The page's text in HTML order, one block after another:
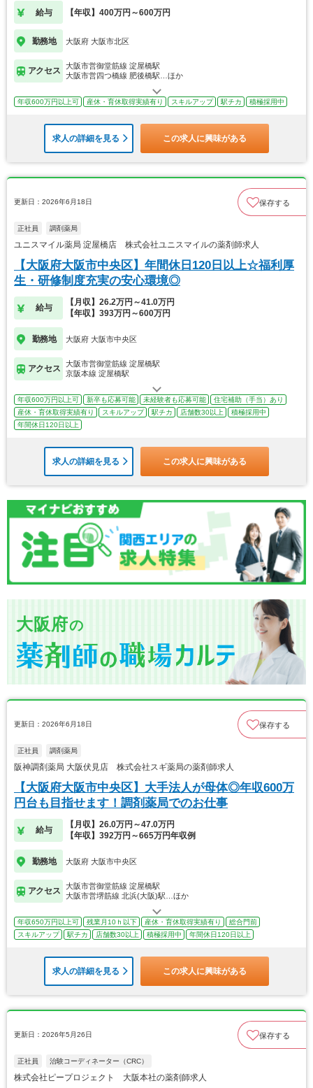
給与 【年収】400万円～600万円
勤務地 大阪府 大阪市北区
アクセス
大阪市営御堂筋線 淀屋橋駅
大阪市営四つ橋線 肥後橋駅…ほか
年収600万円以上可 産休・育休取得実績有り スキルアップ 駅チカ 積極採用中
求人の詳細を見る この求人に興味がある
更新日：2026年6月18日 保存する
正社員 調剤薬局
ユニスマイル薬局 淀屋橋店 株式会社ユニスマイルの薬剤師求人
【大阪府大阪市中央区】年間休日120日以上☆福利厚
生・研修制度充実の安心環境◎
給与
【月収】26.2万円～41.0万円
【年収】393万円～600万円
勤務地 大阪府 大阪市中央区
アクセス
大阪市営御堂筋線 淀屋橋駅
京阪本線 淀屋橋駅
年収600万円以上可 新卒も応募可能 未経験者も応募可能
住宅補助（手当）あり
産休・育休取得実績有り
スキルアップ 駅チカ 店舗数30以上
積極採用中
年間休日120日以上
求人の詳細を見る この求人に興味がある
大阪府の
更新日：2026年6月18日 保存する
正社員 調剤薬局
阪神調剤薬局 大阪伏見店 株式会社スギ薬局の薬剤師求人
【大阪府大阪市中央区】大手法人が母体◎年収600万
円台も目指せます！調剤薬局でのお仕事
給与
【月収】26.0万円～47.0万円
【年収】392万円～665万円年収例
勤務地 大阪府 大阪市中央区
アクセス
大阪市営御堂筋線 淀屋橋駅
大阪市営堺筋線 北浜(大阪)駅…ほか
年収650万円以上可 残業月10ｈ以下 産休・育休取得実績有り
総合門前
スキルアップ
駅チカ 店舗数30以上 積極採用中 年間休日120日以上
求人の詳細を見る この求人に興味がある
更新日：2026年5月26日 保存する
正社員 治験コーディネーター（CRC）
株式会社ピープロジェクト 大阪本社の薬剤師求人